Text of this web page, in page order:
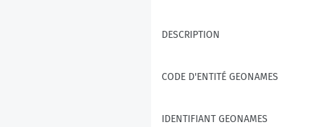
DESCRIPTION
CODE D'ENTITÉ GEONAMES
IDENTIFIANT GEONAMES